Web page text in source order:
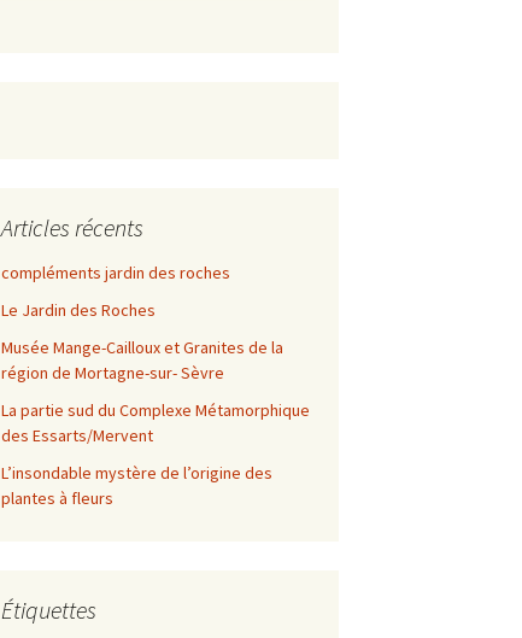
Articles récents
compléments jardin des roches
Le Jardin des Roches
Musée Mange-Cailloux et Granites de la
région de Mortagne-sur- Sèvre
La partie sud du Complexe Métamorphique
des Essarts/Mervent
L’insondable mystère de l’origine des
plantes à fleurs
Étiquettes